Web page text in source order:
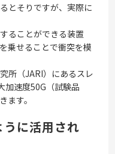
とそりですが、実際に
ることができる装置
乗せることで衝突を模
所（JARI）にあるスレ
加速度50G（試験品
ます。
に活用され